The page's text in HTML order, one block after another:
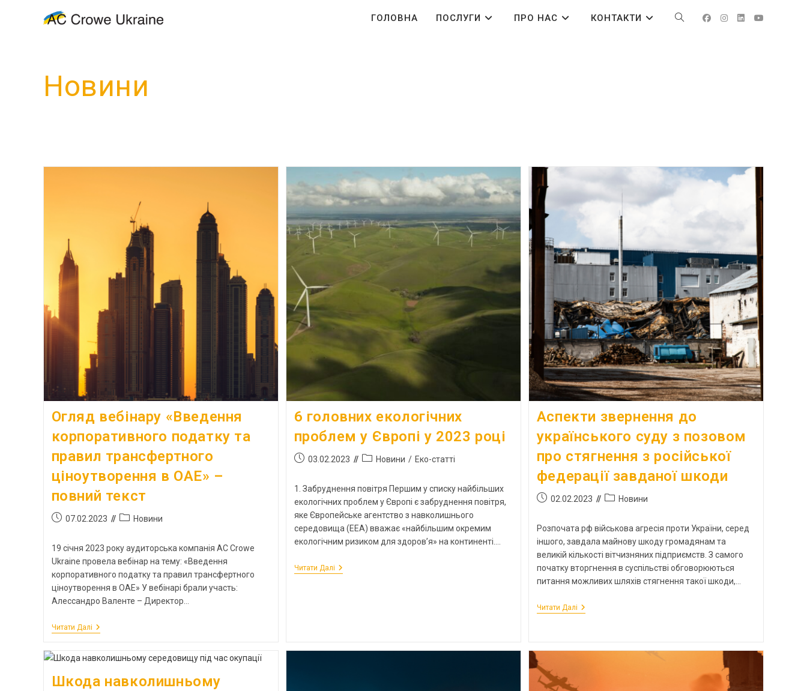
ГОЛОВНА ПОСЛУГИ ПРО НАС КОНТАКТИ
Новини
Огляд вебінару «Введення
корпоративного податку та
правил трансфертного
ціноутворення в ОАЕ» –
повний текст
07.02.2023 Новини
19 січня 2023 року аудиторська компанія AC Crowe
Ukraine провела вебінар на тему: «Введення
корпоративного податку та правил трансфертного
ціноутворення в ОАЕ» У вебінарі брали участь:
Алессандро Валенте – Директор…
Читати Далі
6 головних екологічних
проблем у Європі у 2023 році
03.02.2023 Новини / Еко-статті
1. Забруднення повітря Першим у списку найбільших
екологічних проблем у Європі є забруднення повітря,
яке Європейське агентство з навколишнього
середовища (EEA) вважає «найбільшим окремим
екологічним ризиком для здоров’я» на континенті.…
Читати Далі
Аспекти звернення до
українського суду з позовом
про стягнення з російської
федерації завданої шкоди
02.02.2023 Новини
Розпочата рф військова агресія проти України, серед
іншого, завдала майнову шкоду громадянам та
великій кількості вітчизняних підприємств. З самого
початку вторгнення в суспільстві обговорюються
питання можливих шляхів стягнення такої шкоди,…
Читати Далі
Шкода навколишньому